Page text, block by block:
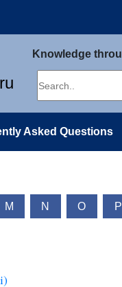
Knowledge
Asked Questions
M N O P